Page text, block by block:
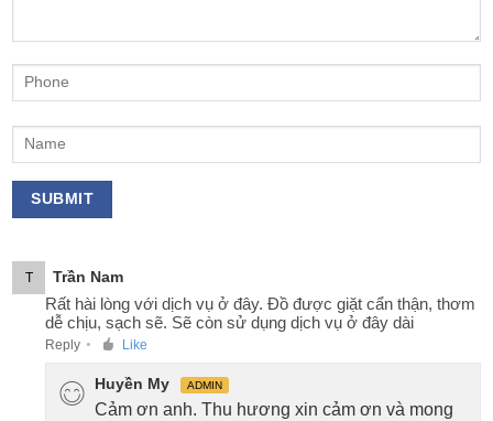
T Trần Nam
Rất hài lòng với dịch vụ ở đây. Đồ được giặt cẩn thận, thơm
dễ chịu, sạch sẽ. Sẽ còn sử dụng dịch vụ ở đây dài
Reply ● Like
Huyền My ADMIN
Cảm ơn anh. Thu hương xin cảm ơn và mong